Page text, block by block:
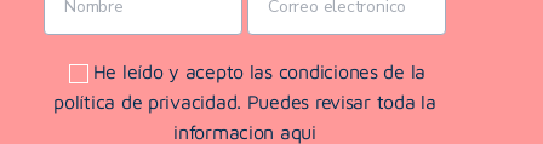
He leído y acepto las condiciones de la
política de privacidad. Puedes revisar toda la
informacion aqui